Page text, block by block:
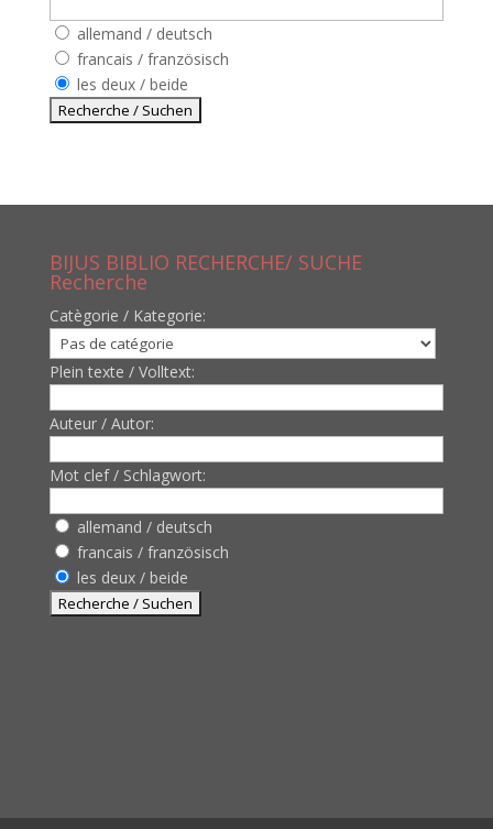
allemand / deutsch
francais / französisch
les deux / beide
BIJUS BIBLIO RECHERCHE/ SUCHE
Recherche
Catègorie / Kategorie:
Plein texte / Volltext:
Auteur / Autor:
Mot clef / Schlagwort:
allemand / deutsch
francais / französisch
les deux / beide